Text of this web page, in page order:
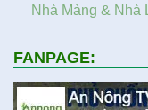
Nhà Màng &
FANPAGE: